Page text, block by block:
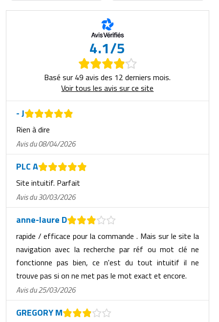
4.1/5
Basé sur 49 avis des 12 derniers mois.
Voir tous les avis sur ce site
- J
Rien à dire
Avis du 08/04/2026
PLC A
Site intuitif. Parfait
Avis du 30/03/2026
anne-laure D
rapide / efficace pour la commande . Mais sur le site la
navigation avec la recherche par réf ou mot clé ne
fonctionne pas bien, ce n'est du tout intuitif il ne
trouve pas si on ne met pas le mot exact et encore.
Avis du 25/03/2026
GREGORY M